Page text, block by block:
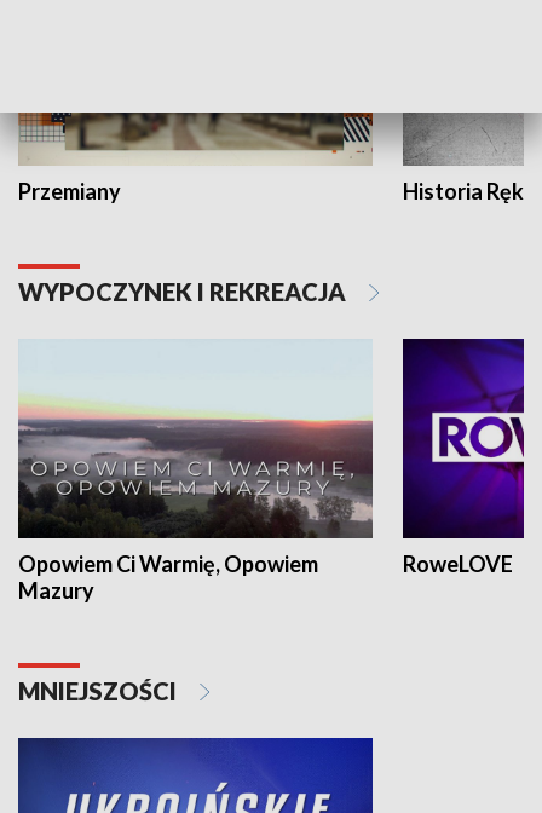
Przemiany Historia Ręką
WYPOCZYNEK I REKREACJA
Opowiem Ci Warmię, Opowiem
Mazury
RoweLOVE
MNIEJSZOŚCI